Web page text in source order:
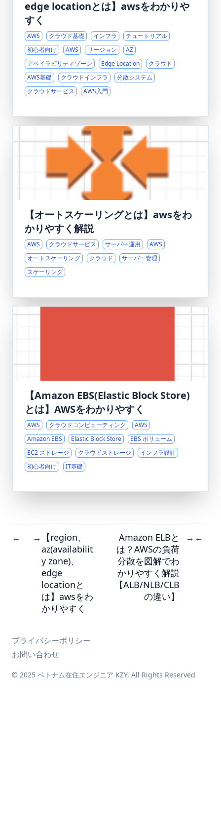
edge locationとは】awsをわかりや
すく
AWS クラウド基礎 インフラ
チュートリアル
初心者向け
AWS リージョン
AZ
アベイラビリティゾーン
Edge Location
クラウド
AWS基礎
クラウドインフラ
分散システム
クラウドサービス
AWS入門
【オートスケーリングとは】awsをわ
かりやすく解説
AWS クラウドサービス サーバー運用
AWS
オートスケーリング
クラウド
サーバー管理
スケーリング
【Amazon EBS(Elastic Block Store)
とは】AWSをわかりやすく
AWS クラウドコンピューティング
AWS
Amazon EBS
Elastic Block Store
EBS ボリューム
EC2 ストレージ
クラウドストレージ
インフラ設計
初心者向け
IT基礎
← → 【region、
az(availabilit
y zone)、
edge
locationと
は】awsをわ
かりやすく
Amazon ELBと
は？AWSの負荷
分散を図解でわ
かりやすく解説
【ALB/NLB/CLB
の違い】
→ ←
プライバシーポリシー
お問い合わせ
© 2025 ベトナム在住エンジニア KZY. All Rights Reserved